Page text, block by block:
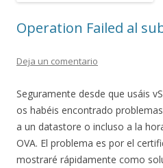
Operation Failed al
Deja un comentario
Seguramente desde que usáis
os habéis encontrado
a un datastore o incluso a la
OVA. El problema es por el
mostraré rápidamente como